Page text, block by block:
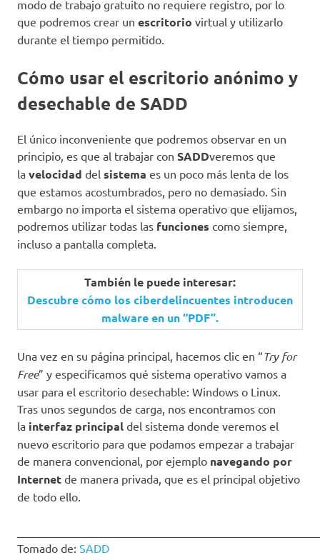
modo de trabajo gratuito no requiere registro, por lo
que podremos crear un escritorio virtual y utilizarlo
durante el tiempo permitido.
Cómo usar el escritorio anónimo y
desechable de SADD
El único inconveniente que podremos observar en un
principio, es que al trabajar con SADDveremos que
la velocidad del sistema es un poco más lenta de los
que estamos acostumbrados, pero no demasiado. Sin
embargo no importa el sistema operativo que elijamos,
podremos utilizar todas las funciones como siempre,
incluso a pantalla completa.
También le puede interesar:
Descubre cómo los ciberdelincuentes introducen
malware en un “PDF”.
Una vez en su página principal, hacemos clic en “Try for
Free” y especificamos qué sistema operativo vamos a
usar para el escritorio desechable: Windows o Linux.
Tras unos segundos de carga, nos encontramos con
la interfaz principal del sistema donde veremos el
nuevo escritorio para que podamos empezar a trabajar
de manera convencional, por ejemplo navegando por
Internet de manera privada, que es el principal objetivo
de todo ello.
Tomado de: SADD